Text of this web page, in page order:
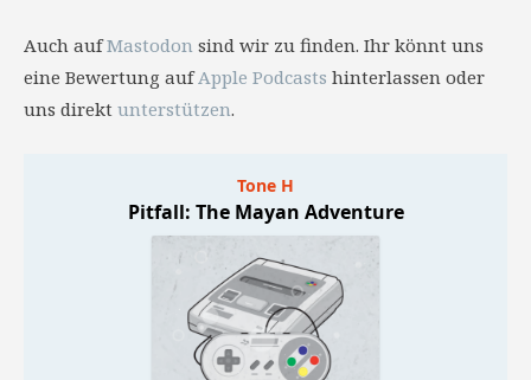
Auch aufMastodon sind wir zu finden. Ihr könnt uns
eine Bewertung aufApple Podcasts hinterlassen oder
uns direkt unterstützen.